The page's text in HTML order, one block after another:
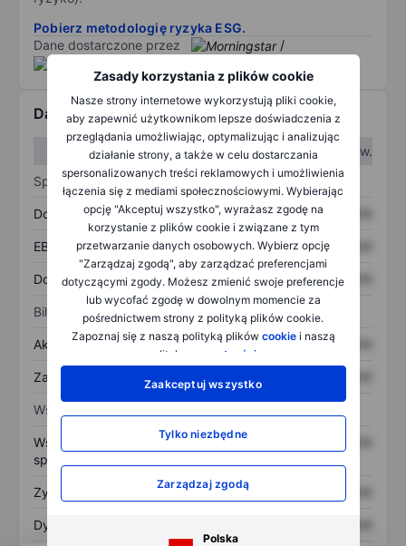
Zasady korzystania z plików cookie
Nasze strony internetowe wykorzystują pliki cookie,
aby zapewnić użytkownikom lepsze doświadczenia z
przeglądania umożliwiając, optymalizując i analizując
działanie strony, a także w celu dostarczania
spersonalizowanych treści reklamowych i umożliwienia
łączenia się z mediami społecznościowymi. Wybierając
opcję "Akceptuj wszystko", wyrażasz zgodę na
korzystanie z plików cookie i związane z tym
przetwarzanie danych osobowych. Wybierz opcję
"Zarządzaj zgodą", aby zarządzać preferencjami
dotyczącymi zgody. Możesz zmienić swoje preferencje
lub wycofać zgodę w dowolnym momencie za
pośrednictwem strony z polityką plików cookie.
Zapoznaj się z naszą polityką plików cookiei naszą
polityką
prywatności
Zaakceptuj wszystko
Tylko niezbędne
Zarządzaj zgodą
Polska
Pobierz metodologię ryzyka ESG.
Dane dostarczone przez
/
Dane finansowe
W I kw.
W II kw.
Sprawozdanie z zysków
Dochód XXXXXXX XXXXXXX
EBITDA XXXXXXX XXXXXXX
Dochód netto XXXXXXX XXXXXXX
Bilans
Aktywa ogółem XXXXXXX XXXXXXX
Zadłużenie ogółem XXXXXXX
Wskaźniki
Współczynnik cena do
sprzedaży
XXXXXXX
Zysk na akcję XXXXXXX
Dywidenda na akcję